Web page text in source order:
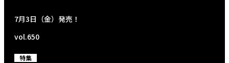
7月3日（金）発売！
vol.650
特集